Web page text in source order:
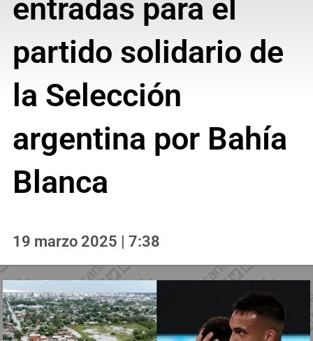
entradas para el
partido solidario de
la Selección
argentina por Bahía
Blanca
19 marzo 2025 | 7:38